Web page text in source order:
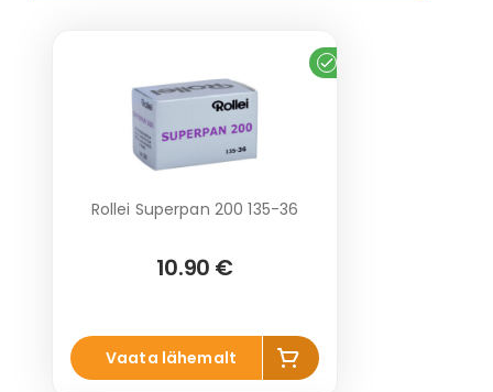
Rollei Superpan 200 135-36
10.90 €
Vaata lähemalt
Lisa
korvi